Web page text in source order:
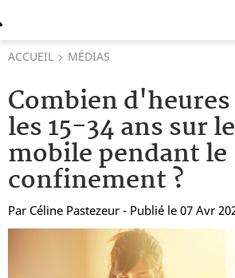
ACCUEIL MÉDIAS
Combien
les 15-34 ans sur
mobile pendant le
confinement ?
Par Céline Pastezeur - Publié le 07 Avr